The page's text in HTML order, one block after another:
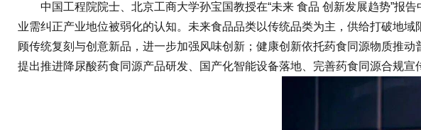
中国工程院院士、北京工商大学孙宝国教授在“未来 食品 创新发展趋势”报
业需纠正产业地位被弱化的认知。未来食品品类以传统品类为主，供给打破地
顾传统复刻与创意新品，进一步加强风味创新；健康创新依托药食同源物质推
提出推进降尿酸药食同源产品研发、国产化智能设备落地、完善药食同源合规宣